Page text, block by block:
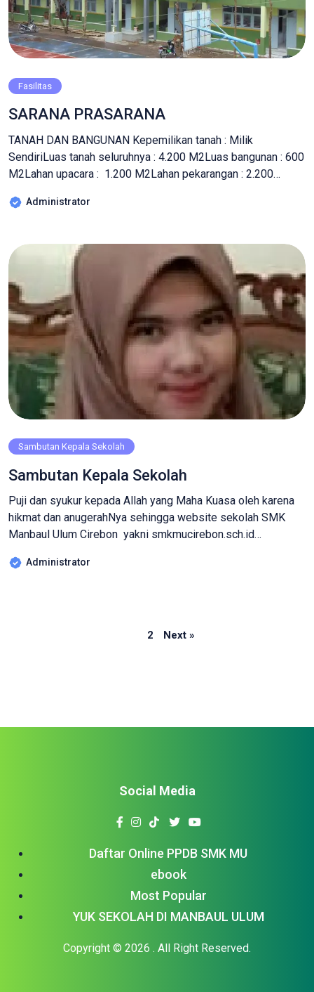
Fasilitas
SARANA PRASARANA
TANAH DAN BANGUNAN Kepemilikan tanah : Milik
SendiriLuas tanah seluruhnya : 4.200 M2Luas bangunan : 600
M2Lahan upacara : 1.200 M2Lahan pekarangan : 2.200
RuangRuang Praktek/Lab : 7 RuangRuang Kepala Sekolah : 1
RuangRuang TU : […]
Administrator
Sambutan Kepala Sekolah
Sambutan Kepala Sekolah
Puji dan syukur kepada Allah yang Maha Kuasa oleh karena
hikmat dan anugerahNya sehingga website sekolah SMK
Manbaul Ulum Cirebon yakni smkmucirebon.sch.id
memanfaatkan sarana teknologi informasi yang
Administrator
PagePage
2 Next »
Daftar Online PPDB SMK MU
ebook
Most Popular
YUK SEKOLAH DI MANBAUL ULUM
Copyright © 2026 . All Right Reserved.
Social Media